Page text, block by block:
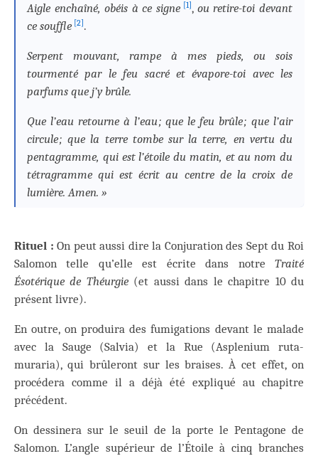
Aigle enchaîné, obéis à ce signe[1] , ou retire-toi devant
ce souffle [2] .
Serpent mouvant, rampe à mes pieds, ou sois
tourmenté par le feu sacré et évapore-toi avec les
parfums que j’y brûle.
Que l’eau retourne à l’eau ; que le feu brûle ; que l’air
circule ; que la terre tombe sur la terre, en vertu du
pentagramme, qui est l’étoile du matin, et au nom du
tétragramme qui est écrit au centre de la croix de
lumière. Amen. »
Rituel : On peut aussi dire la Conjuration des Sept du Roi
Salomon telle qu’elle est écrite dans notre Traité
Ésotérique de Théurgie(et aussi dans le chapitre 10 du
présent livre).
En outre, on produira des fumigations devant le malade
avec la Sauge (Salvia) et la Rue (Asplenium ruta-
muraria), qui brûleront sur les braises. À cet effet, on
procédera comme il a déjà été expliqué au chapitre
précédent.
On dessinera sur le seuil de la porte le Pentagone de
Salomon. L’angle supérieur de l’Étoile à cinq branches